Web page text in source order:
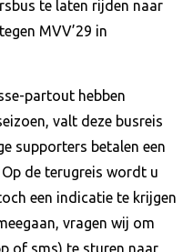
te laten rijden naar
MVV’29 in
partout hebben
valt deze busreis
supporters betalen een
de terugreis wordt u
een indicatie te krijgen
vragen wij om
of sms) te sturen naar